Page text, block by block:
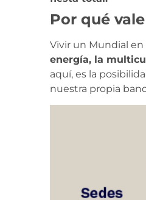
Por qué
Vivir un Mundial
energía, la
aquí, es la
nuestra propia